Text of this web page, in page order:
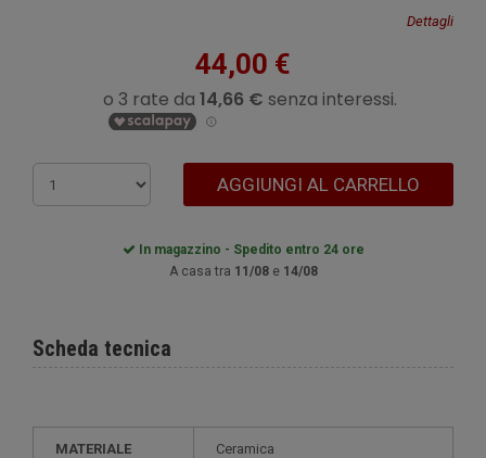
Dettagli
44,00 €
AGGIUNGI AL CARRELLO
In magazzino - Spedito entro 24 ore
A casa tra 11/08e 14/08
Scheda tecnica
MATERIALE Ceramica